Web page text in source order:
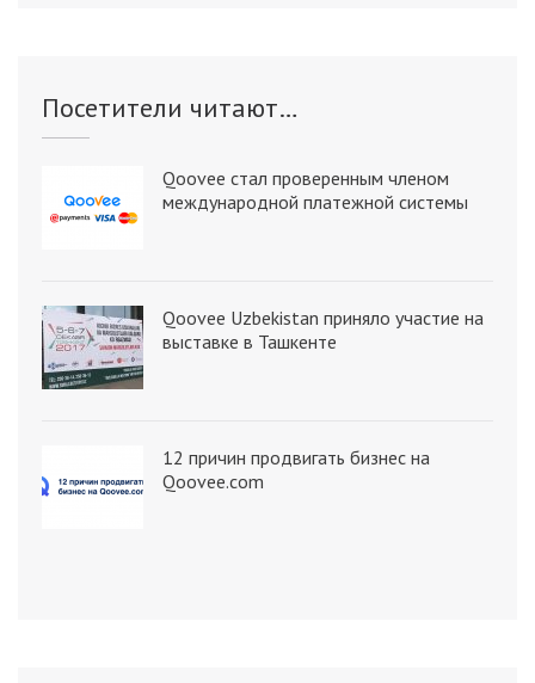
Посетители читают…
Qoovee стал проверенным членом
международной платежной системы
Qoovee Uzbekistan приняло участие на
выставке в Ташкенте
12 причин продвигать бизнес на
Qoovee.com